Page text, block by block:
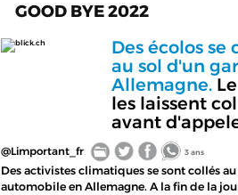
GOOD BYE 2022
blick.ch
Des écolos
au sol d'un
Allemagne.Le
les laissent
avant
@Limportant_fr 3 ans
Des activistes climatiques se sont collés
automobile en Allemagne. A la fin de la